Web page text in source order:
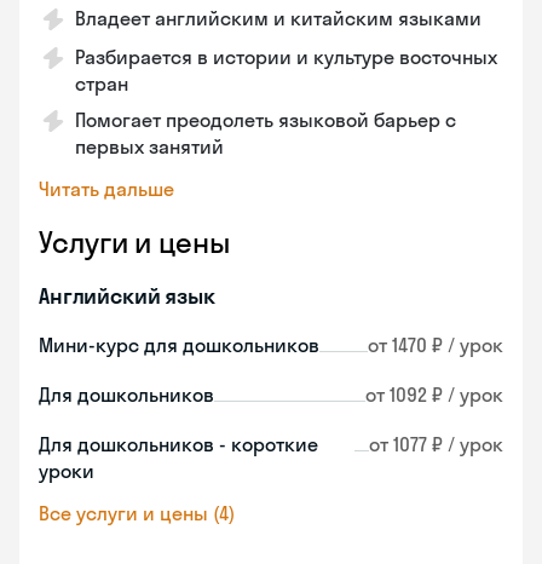
Владеет английским и китайским языками
Разбирается в истории и культуре восточных
стран
Помогает преодолеть языковой барьер с
первых занятий
Читать дальше
Услуги и цены
Английский язык
Мини-курс для дошкольников от 1470 ₽ / урок
Для дошкольников от 1092 ₽ / урок
Для дошкольников - короткие
уроки
от 1077 ₽ / урок
Все услуги и цены (4)